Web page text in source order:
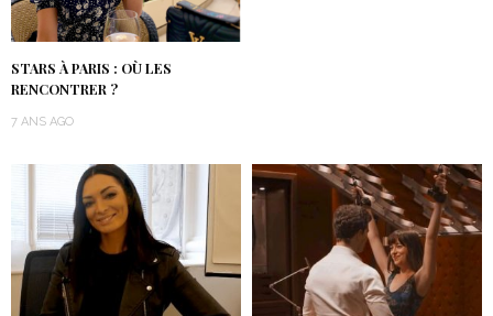
STARS À PARIS : OÙ LES
RENCONTRER ?
7 ANS AGO